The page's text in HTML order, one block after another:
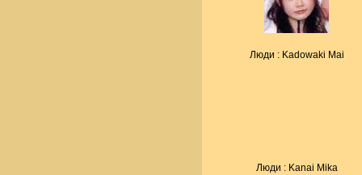
Люди : Kadowaki Mai
Люди : Kanai Mika